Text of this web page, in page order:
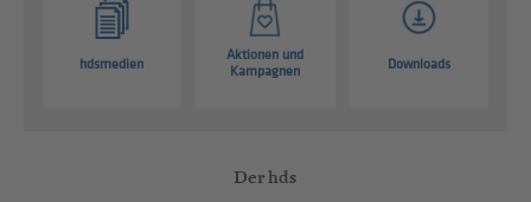
hdsmedien
Aktionen und
Kampagnen
Downloads
Der hds